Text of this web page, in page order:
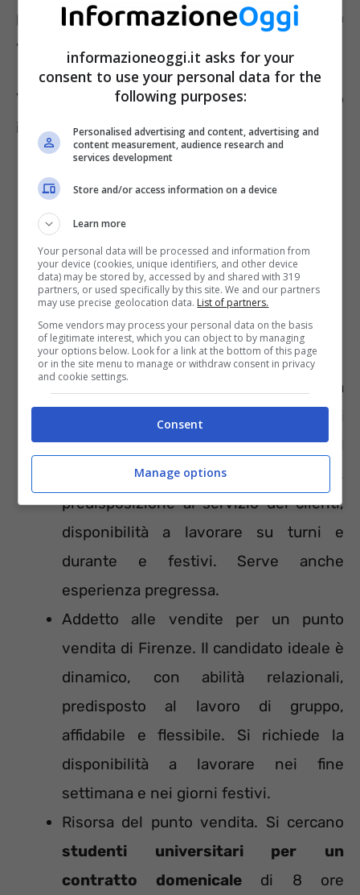
potrà creare un account e inviare il curriculum
vita.
Vi presentiamo quattro ruoli per cui sono
indette le selezioni.
Specialista macelleria
per la provincia
di Udine. Si richiede conoscenza dei
tagli della carne e passione per il
prodotto, buone doti relazionali,
predisposizione al servizio dei clienti,
disponibilità a lavorare su turni e
durante e festivi. Serve anche
esperienza pregressa.
Addetto alle vendite per un punto
vendita di Firenze. Il candidato ideale è
dinamico, con abilità relazionali,
predisposto al lavoro di gruppo,
affidabile e flessibile. Si richiede la
disponibilità a lavorare nei fine
settimana e nei giorni festivi.
Risorsa del punto vendita. Si cercano
studenti universitari per un
contratto domenicaledi 8 ore
informazioneoggi.it asks for your
consent to use your personal data for the
following purposes:
Personalised advertising and content, advertising and
content measurement, audience research and
services development
Store and/or access information on a device
Learn more
Your personal data will be processed and information from
your device (cookies, unique identifiers, and other device
data) may be stored by, accessed by and shared with 319
partners, or used specifically by this site. We and our partners
may use precise geolocation data. List of partners.
Some vendors may process your personal data on the basis
of legitimate interest, which you can object to by managing
your options below. Look for a link at the bottom of this page
or in the site menu to manage or withdraw consent in privacy
and cookie settings.
Consent
Manage options